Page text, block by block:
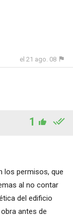
el 21 ago. 08
1
los permisos, que
al no contar
del edificio
antes de